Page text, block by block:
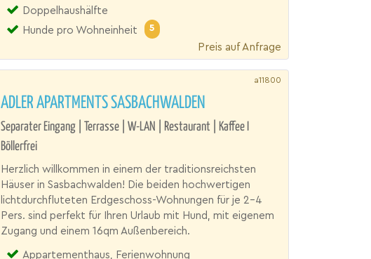
Doppelhaushälfte
Hunde pro Wohneinheit
5
Preis auf Anfrage
a11800
ADLER APARTMENTS SASBACHWALDEN
Separater Eingang | Terrasse | W-LAN | Restaurant | Kaffee I
Böllerfrei
Herzlich willkommen in einem der traditionsreichsten
Häuser in Sasbachwalden! Die beiden hochwertigen
lichtdurchfluteten Erdgeschoss-Wohnungen für je 2-4
Pers. sind perfekt für Ihren Urlaub mit Hund, mit eigenem
Zugang und einem 16qm Außenbereich.
Appartementhaus, Ferienwohnung